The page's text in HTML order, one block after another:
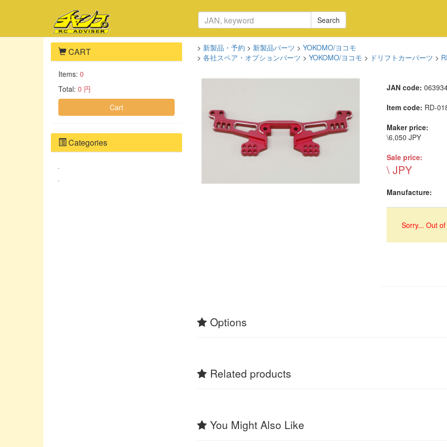
Search
> 新製品・予約 > 新製品パーツ > YOKOMO/ヨコモ
> 各社スペア・オプションパーツ > YOKOMO/ヨコモ > ドリフトカーパーツ >
JAN code:
Item code: RD-
Maker price:
\6,050 JPY
Sale price:
\ JPY
Manufacture:
Sorry... Out
Options
Related products
You Might Also Like
CART
Items: 0
Total: 0 円
Cart
Categories